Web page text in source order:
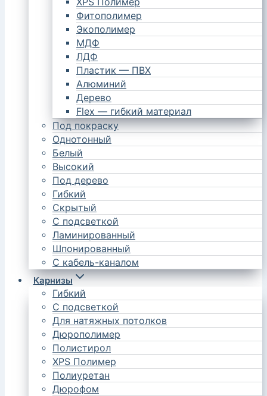
Фитополимер
Экополимер
МДФ
ЛДФ
Пластик — ПВХ
Алюминий
Дерево
Flex — гибкий материал
Под покраску
Однотонный
Белый
Высокий
Под дерево
Гибкий
Скрытый
С подсветкой
Ламинированный
Шпонированный
С кабель-каналом
Карнизы
Гибкий
С подсветкой
Для натяжных потолков
Дюрополимер
Полистирол
XPS Полимер
Полиуретан
Дюрофом